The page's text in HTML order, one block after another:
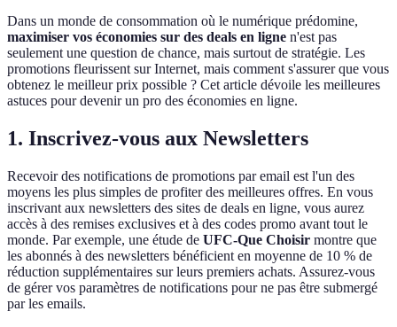
Dans un monde de consommation où le numérique prédomine,
maximiser vos économies sur des deals en ligne n'est pas
seulement une question de chance, mais surtout de stratégie. Les
promotions fleurissent sur Internet, mais comment s'assurer que vous
obtenez le meilleur prix possible ? Cet article dévoile les meilleures
astuces pour devenir un pro des économies en ligne.
1. Inscrivez-vous aux Newsletters
Recevoir des notifications de promotions par email est l'un des
moyens les plus simples de profiter des meilleures offres. En vous
inscrivant aux newsletters des sites de deals en ligne, vous aurez
accès à des remises exclusives et à des codes promo avant tout le
monde. Par exemple, une étude de UFC-Que Choisir montre que
les abonnés à des newsletters bénéficient en moyenne de 10 % de
réduction supplémentaires sur leurs premiers achats. Assurez-vous
de gérer vos paramètres de notifications pour ne pas être submergé
par les emails.